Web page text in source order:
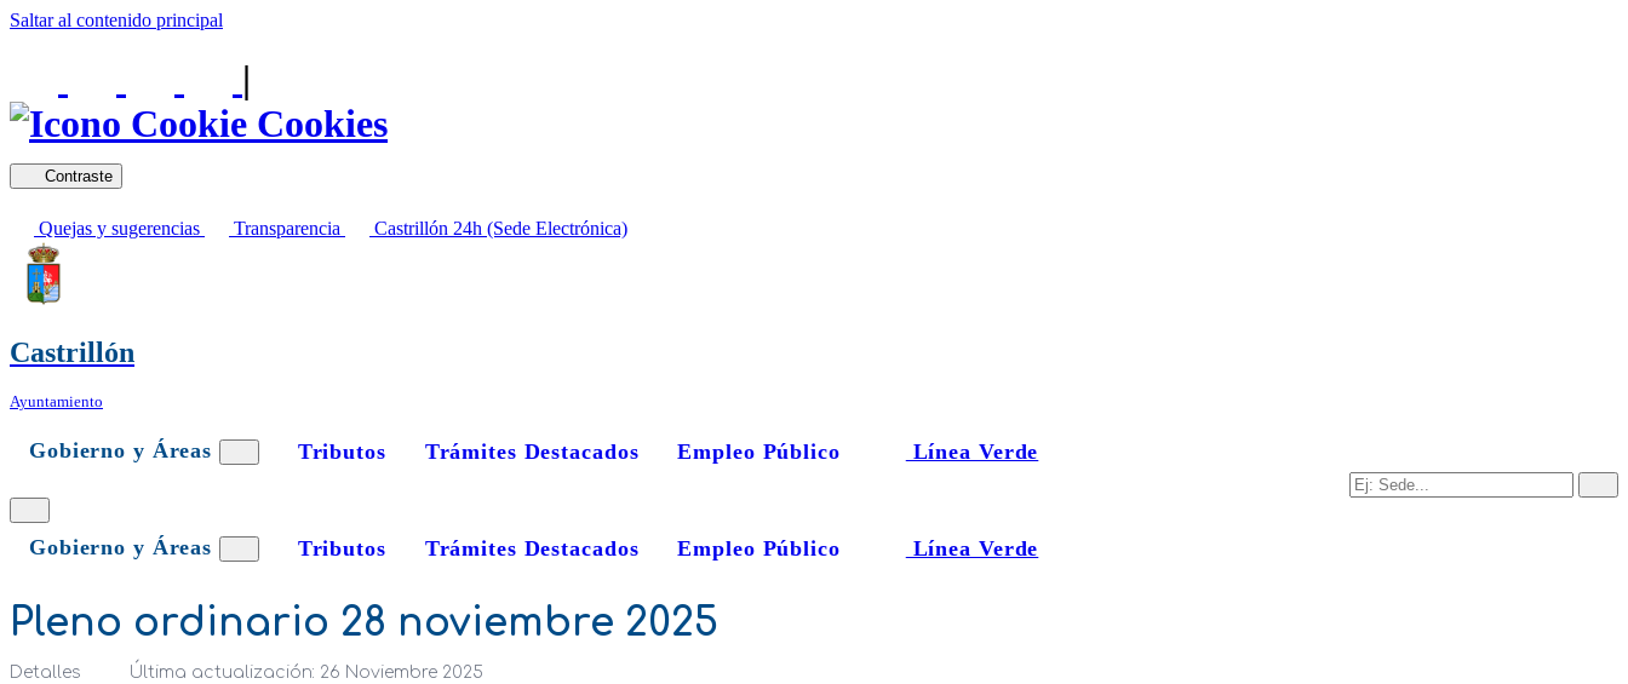
Saltar al contenido principal
|
Cookies
Contraste
Quejas y sugerencias Transparencia Castrillón 24h (Sede Electrónica)
Castrillón
Ayuntamiento
Gobierno y Áreas Tributos Trámites Destacados Empleo Público Línea Verde
Gobierno y Áreas Tributos Trámites Destacados Empleo Público Línea Verde
Pleno ordinario 28 noviembre 2025
Detalles Última actualización: 26 Noviembre 2025